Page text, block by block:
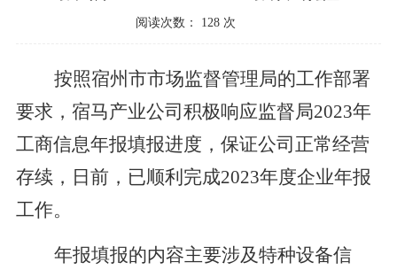
阅读次数： 128次
按照宿州市市场监督管理局的工作部署
要求，宿马产业公司积极响应监督局2023年
工商信息年报填报进度，保证公司正常经营
存续，日前，已顺利完成2023年度企业年报
工作。
年报填报的内容主要涉及特种设备信